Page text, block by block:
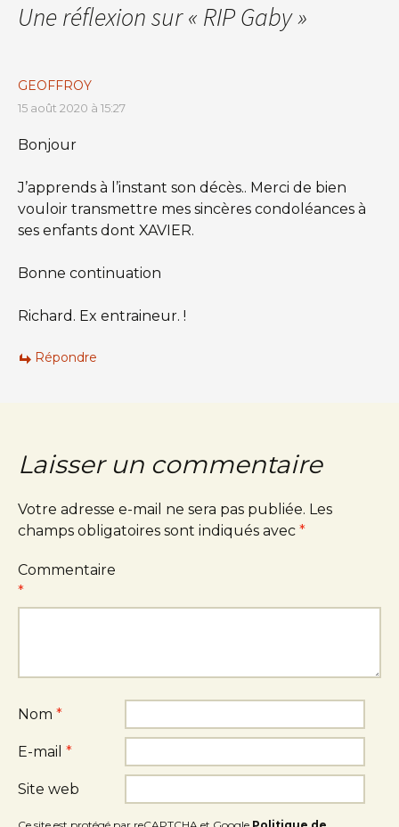
Une réflexion sur « RIP Gaby»
GEOFFROY
15 août 2020 à 15:27
Bonjour
J’apprends à l’instant son décès.. Merci de bien
vouloir transmettre mes sincères condoléances à
ses enfants dont XAVIER.
Bonne continuation
Richard. Ex entraineur. !
Répondre
Laisser un commentaire
Votre adresse e-mail ne sera pas publiée. Les
champs obligatoires sont indiqués avec *
Commentaire
*
Nom *
E-mail *
Site web